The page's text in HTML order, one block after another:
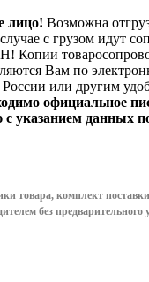
лицо! Возможна
с грузом идут
Копии
Вам по
или другим
официальное
указанием данных
товара, комплект
без предварительного